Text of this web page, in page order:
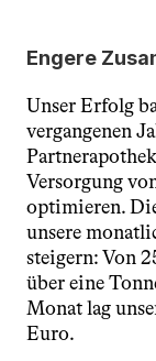
Engere
Unser Erfolg
vergangenen
Versorgung
optimieren.
unsere
steigern: Von
über eine
Monat lag
Euro.